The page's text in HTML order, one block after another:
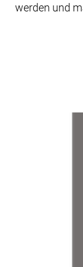
werden und